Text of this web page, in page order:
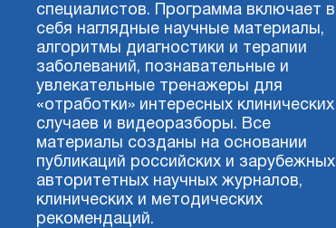
специалистов. Программа включает в
себя наглядные научные материалы,
алгоритмы диагностики и терапии
заболеваний, познавательные и
увлекательные тренажеры для
«отработки» интересных клинических
случаев и видеоразборы. Все
материалы созданы на основании
публикаций российских и зарубежных
авторитетных научных журналов,
клинических и методических
рекомендаций.